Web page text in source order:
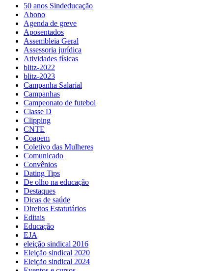
50 anos Sindeducação
Abono
Agenda de greve
Aposentados
Assembleia Geral
Assessoria jurídica
Atividades físicas
blitz-2022
blitz-2023
Campanha Salarial
Campanhas
Campeonato de futebol
Classe D
Clipping
CNTE
Coapem
Coletivo das Mulheres
Comunicado
Convênios
Dating Tips
De olho na educação
Destaques
Dicas de saúde
Direitos Estatutários
Editais
Educação
EJA
eleição sindical 2016
Eleição sindical 2020
Eleição sindical 2024